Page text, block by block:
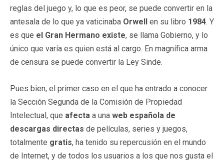
reglas del juego y, lo que es peor, se puede convertir en la
antesala de lo que ya vaticinaba Orwell en su libro 1984. Y
es que el Gran Hermano existe, se llama Gobierno, y lo
único que varía es quien está al cargo. En magnífica arma
de censura se puede convertir la Ley Sinde.
Pues bien, el primer caso en el que ha entrado a conocer
la Sección Segunda de la Comisión de Propiedad
Intelectual, que afecta a una web española de
descargas directas de películas, series y juegos,
totalmente gratis, ha tenido su repercusión en el mundo
de Internet, y de todos los usuarios a los que nos gusta el